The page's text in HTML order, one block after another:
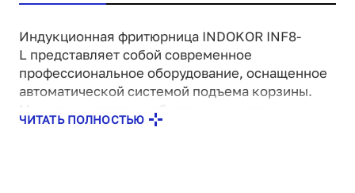
Индукционная фритюрница INDOKOR INF8-
L представляет собой современное
профессиональное оборудование, оснащенное
автоматической системой подъема корзины.
Модель сочетает в себе преимущества
индукционного нагрева с удобством
ЧИТАТЬ ПОЛНОСТЬЮ